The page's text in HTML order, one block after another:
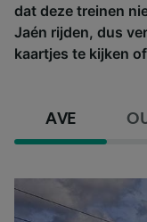
dat deze treinen
Jaén rijden, dus
kaartjes te kijken
AVE